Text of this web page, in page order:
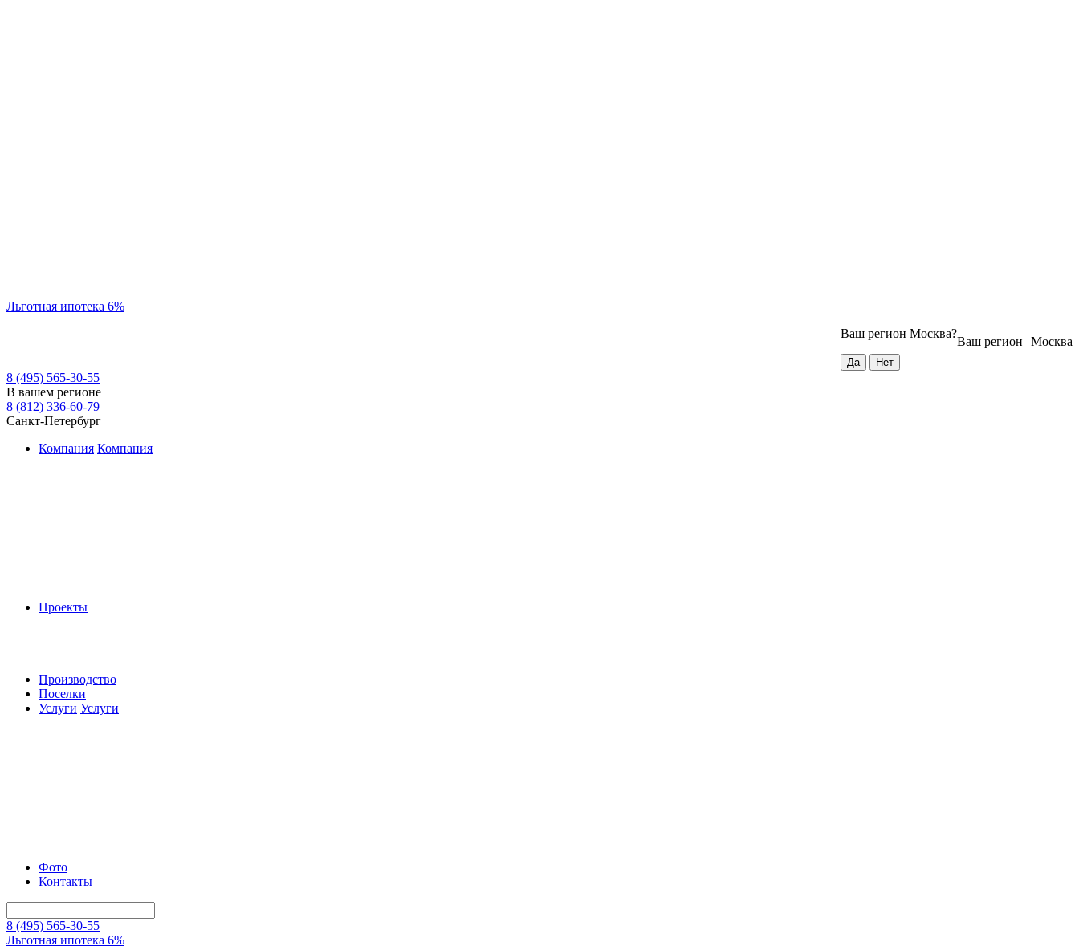
Льготная ипотека 6%
Москва
Ваш регион
Ваш регион Москва?
8 (495) 565-30-55
В вашем регионе
8 (812) 336-60-79
Санкт-Петербург
Компания Компания
Проекты
Производство
Поселки
Услуги Услуги
Фото
Контакты
8 (495) 565-30-55
Льготная ипотека 6%